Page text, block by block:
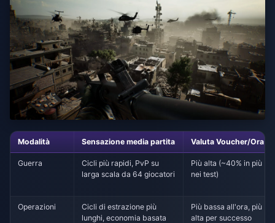
Modalità Sensazione media partita Valuta Voucher/Ora
Guerra
Cicli più rapidi, PvP su
larga scala da 64 giocatori
Più alta (~40% in più
nei test)
Operazioni
Cicli di estrazione più
lunghi, economia basata
Più bassa all'ora, più
alta per successo